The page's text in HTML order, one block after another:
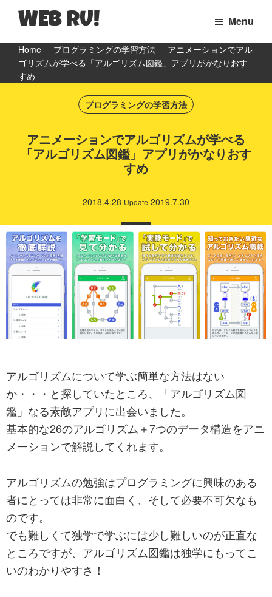
Skip
primary
Skip
main
Skip
primary
WEB RU!
マ
マ
WEB
ニ
と
ウ
ェ
制
作
の
ろ
い
ろ。
毎
日
ェ
ブ
っ
て
ま
す。
Menu
Home プログラミングの学習方法
アニメーションでアル
ゴリズムが学べる「アルゴリズム図鑑」アプリがかなりおす
すめ
プログラミングの学習方法
アニメーションでアルゴリズムが学べる
「アルゴリズム図鑑」アプリがかなりおす
すめ
2018.4.28 Update 2019.7.30
アルゴリズムについて学ぶ簡単な方法はない
か・・・と探していたところ、「アルゴリズム図
鑑」なる素敵アプリに出会いました。
基本的な26のアルゴリズム＋7つのデータ構造をアニ
メーションで解説してくれます。
アルゴリズムの勉強はプログラミングに興味のある
者にとっては非常に面白く、そして必要不可欠なも
のです。
でも難しくて独学で学ぶには少し難しいのが正直な
ところですが、アルゴリズム図鑑は独学にもってこ
いのわかりやすさ！